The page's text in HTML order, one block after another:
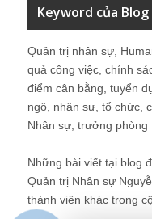
Keyword của Blog
Quản trị nhân sự,
quả công việc, chính
điểm cân bằng, tuyển
ngộ, nhân sự, tổ chức,
Nhân sự, trưởng
Những bài viết tại blog
Quản trị Nhân sự
thành viên khác trong